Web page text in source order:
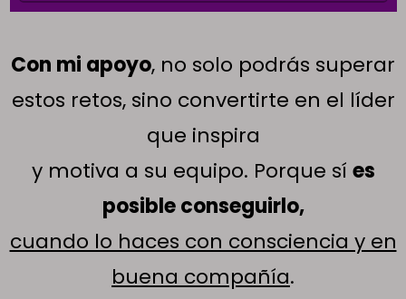
Con mi apoyo, no solo podrás superar
estos retos, sino convertirte en el líder
que inspira
y motiva a su equipo. Porque sí es
posible conseguirlo,
cuando lo haces con consciencia y en
buena compañía.